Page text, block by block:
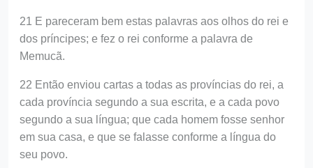
21 E pareceram bem estas palavras aos olhos do rei e
dos príncipes; e fez o rei conforme a palavra de
Memucã.
22 Então enviou cartas a todas as províncias do rei, a
cada província segundo a sua escrita, e a cada povo
segundo a sua língua; que cada homem fosse senhor
em sua casa, e que se falasse conforme a língua do
seu povo.